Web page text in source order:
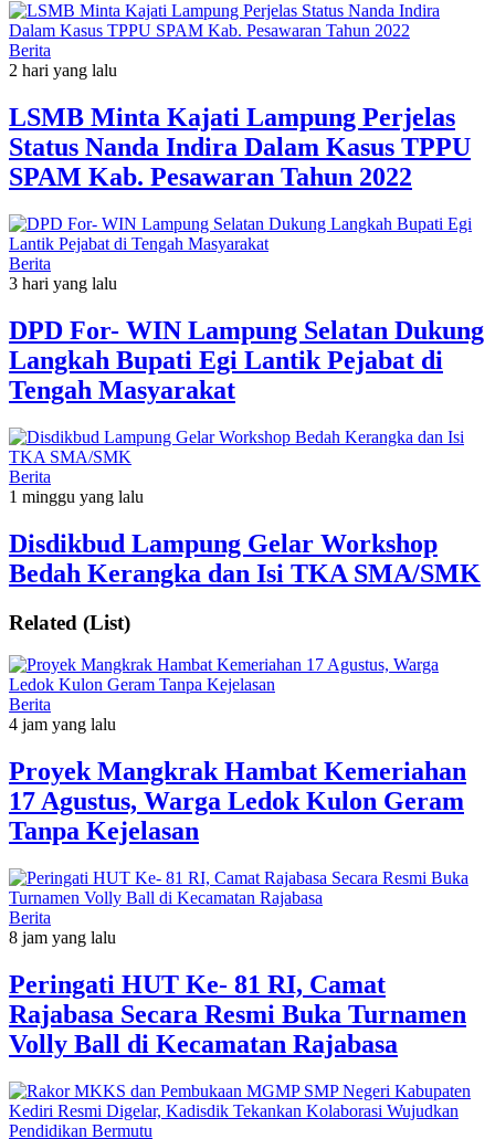
Berita
2 hari yang lalu
LSMB Minta Kajati Lampung Perjelas
Status Nanda Indira Dalam Kasus TPPU
SPAM Kab. Pesawaran Tahun 2022
Berita
3 hari yang lalu
DPD For- WIN Lampung Selatan Dukung
Langkah Bupati Egi Lantik Pejabat di
Tengah Masyarakat
Berita
1 minggu yang lalu
Disdikbud Lampung Gelar Workshop
Bedah Kerangka dan Isi TKA SMA/SMK
Related (List)
Berita
4 jam yang lalu
‎Proyek Mangkrak Hambat Kemeriahan
17 Agustus, Warga Ledok Kulon Geram
Tanpa Kejelasan
Berita
8 jam yang lalu
Peringati HUT Ke- 81 RI, Camat
Rajabasa Secara Resmi Buka Turnamen
Volly Ball di Kecamatan Rajabasa